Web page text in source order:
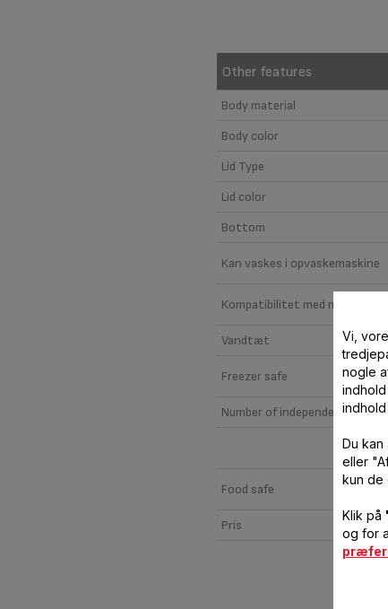
Other features
Body material
Body color
Lid Type
Lid color
Bottom
Kan vaskes i opvaskemaskine
Kompatibilitet med
Vandtæt
Freezer safe
Number of independent parts
Food safe
Pris
Vi,
nogle
Du
eller
kun de
Klik på
og for